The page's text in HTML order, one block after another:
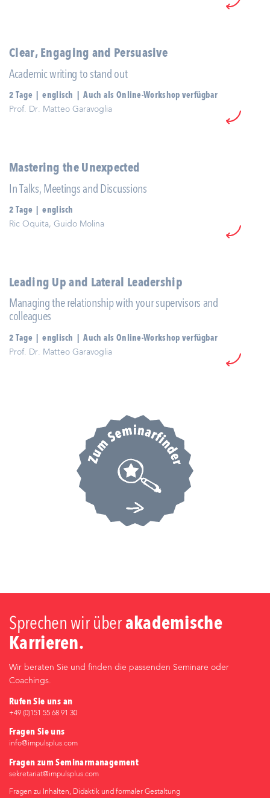
Clear, Engaging and Persuasive
Academic writing to stand out
2 Tage | englisch | Auch als Online-Workshop verfügbar
Prof. Dr. Matteo Garavoglia
Mastering the Unexpected
In Talks, Meetings and Discussions
2 Tage | englisch
Ric Oquita, Guido Molina
Leading Up and Lateral Leadership
Managing the relationship with your supervisors and
colleagues
2 Tage | englisch | Auch als Online-Workshop verfügbar
Prof. Dr. Matteo Garavoglia
Sprechen wir über akademische
Karrieren.
Wir beraten Sie und finden die passenden Seminare oder
Coachings.
Rufen Sie uns an
+49 (0)‭151 55 68 91 30‬
Fragen Sie uns
info@impulsplus.com
Fragen zum Seminarmanagement
sekretariat@impulsplus.com
Fragen zu Inhalten, Didaktik und formaler Gestaltung